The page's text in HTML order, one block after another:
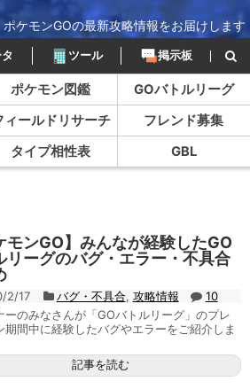
ポケモンGOの最新攻略情報をお届けします
ツール 掲示板
ポケモン図鑑
GOバトルリーグ
ィールドリサーチ
フレンド募集
タイプ相性表 GBL
モンGO】みんなが経験したGO
リーグのバグ・エラー・不具合
2/17 バグ・不具合, 攻略情報
10
ーのみなさんが「GOバトルリーグ」のプレ
期間中に経験したバグやエラーをご紹介しま
記事を読む